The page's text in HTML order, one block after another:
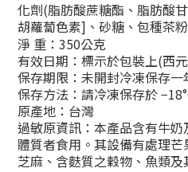
化劑(脂肪酸蔗糖酯、脂肪酸
胡蘿蔔色素]、砂糖、包種茶粉
淨 重：350公克
有效日期：標示於包裝上(西
保存期限：未開封冷凍保存一
保存方法： 請冷凍保存於
原產地：台灣
過敏原資訊：本產品含有牛
體質者食用。其設備有處理芒
芝麻、含麩質之穀物、魚類及